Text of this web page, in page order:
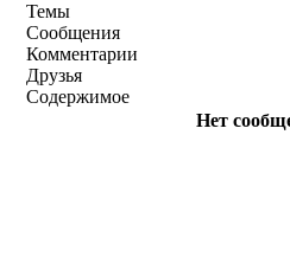
Темы
Сообщения
Комментарии
Друзья
Содержимое
Нет